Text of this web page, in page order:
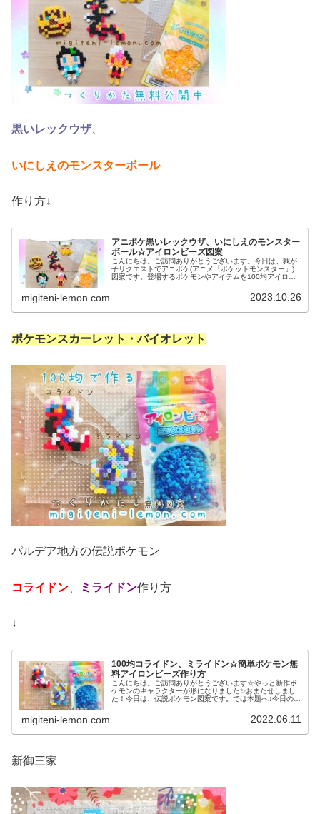
黒いレックウザ、
いにしえのモンスターボール
作り方↓
アニポケ黒いレックウザ、いにしえのモンスター
ボール☆アイロンビーズ図案
こんにちは。ご訪問ありがとうございます。今日は、我が
子リクエストでアニポケ(アニメ「ポケットモンスター」)
図案です。登場するポケモンやアイテムを100均アイロン
migiteni-lemon.com 2023.10.26
ポケモンスカーレット・バイオレット
パルデア地方の伝説ポケモン
コライドン ミライドン作り方
↓
100均コライドン、ミライドン☆簡単ポケモン無
料アイロンビーズ作り方
こんにちは。ご訪問ありがとうございます☆やっと新作ポ
ケモンのキャラクターが形になりました✨おまたせしまし
た！今日は、伝説ポケモン図案です。では本題へ↓今日の作
migiteni-lemon.com 2022.06.11
新御三家